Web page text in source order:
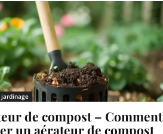
de compost – Comment
un aérateur de compost